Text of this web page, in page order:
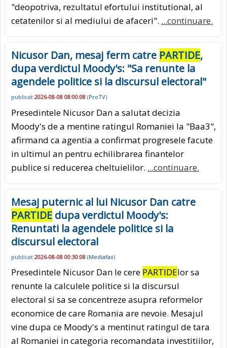
"deopotriva, rezultatul efortului institutional, al
cetatenilor si al mediului de afaceri". ...continuare.
Nicusor Dan, mesaj ferm catre PARTIDE,
dupa verdictul Moody's: "Sa renunte la
agendele politice si la discursul electoral"
publicat 2026-08-08 08:00:08 (ProTV)
Presedintele Nicusor Dan a salutat decizia
Moody's de a mentine ratingul Romaniei la "Baa3",
afirmand ca agentia a confirmat progresele facute
in ultimul an pentru echilibrarea finantelor
publice si reducerea cheltuielilor. ...continuare.
Mesaj puternic al lui Nicusor Dan catre
PARTIDE dupa verdictul Moody's:
Renuntati la agendele politice si la
discursul electoral
publicat 2026-08-08 00:30:08 (Mediafax)
Presedintele Nicusor Dan le cere PARTIDElor sa
renunte la calculele politice si la discursul
electoral si sa se concentreze asupra reformelor
economice de care Romania are nevoie. Mesajul
vine dupa ce Moody's a mentinut ratingul de tara
al Romaniei in categoria recomandata investitiilor,